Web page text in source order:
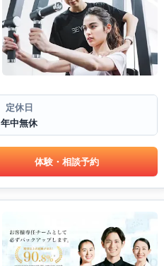
定休日
年中無休
体験・相談予約